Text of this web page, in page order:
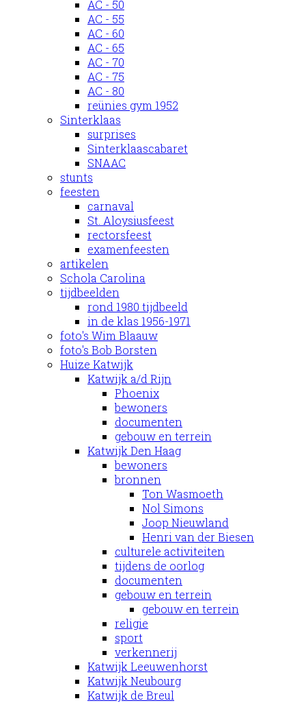
AC - 50
AC - 55
AC - 60
AC - 65
AC - 70
AC - 75
AC - 80
reünies gym 1952
Sinterklaas
surprises
Sinterklaascabaret
SNAAC
stunts
feesten
carnaval
St. Aloysiusfeest
rectorsfeest
examenfeesten
artikelen
Schola Carolina
tijdbeelden
rond 1980 tijdbeeld
in de klas 1956-1971
foto's Wim Blaauw
foto's Bob Borsten
Huize Katwijk
Katwijk a/d Rijn
Phoenix
bewoners
documenten
gebouw en terrein
Katwijk Den Haag
bewoners
bronnen
Ton Wasmoeth
Nol Simons
Joop Nieuwland
Henri van der Biesen
culturele activiteiten
tijdens de oorlog
documenten
gebouw en terrein
gebouw en terrein
religie
sport
verkennerij
Katwijk Leeuwenhorst
Katwijk Neubourg
Katwijk de Breul